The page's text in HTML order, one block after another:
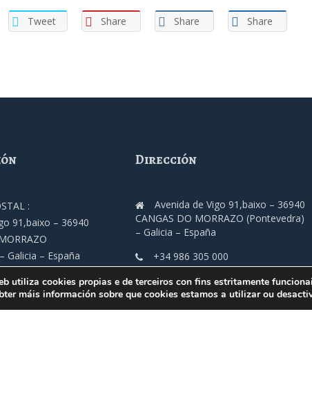
Tweet Share Share Share
:
91,baixo – 36940
Galicia – España
Dirección
Avenida de Vigo 91,baixo – 36940
CANGAS DO MORRAZO (Pontevedra)
– Galicia – España
+34 986 305 000
fecimo@fecimo.es
utiliza cookies propias e de terceiros con fins estritamente
máis información sobre que cookies estamos a utilizar ou